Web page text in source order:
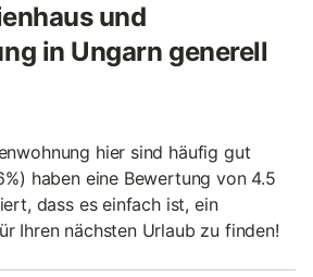
und
in Ungarn generell
hier sind häufig gut
haben eine Bewertung von 4.5
dass es einfach ist, ein
Ihren nächsten Urlaub zu finden!